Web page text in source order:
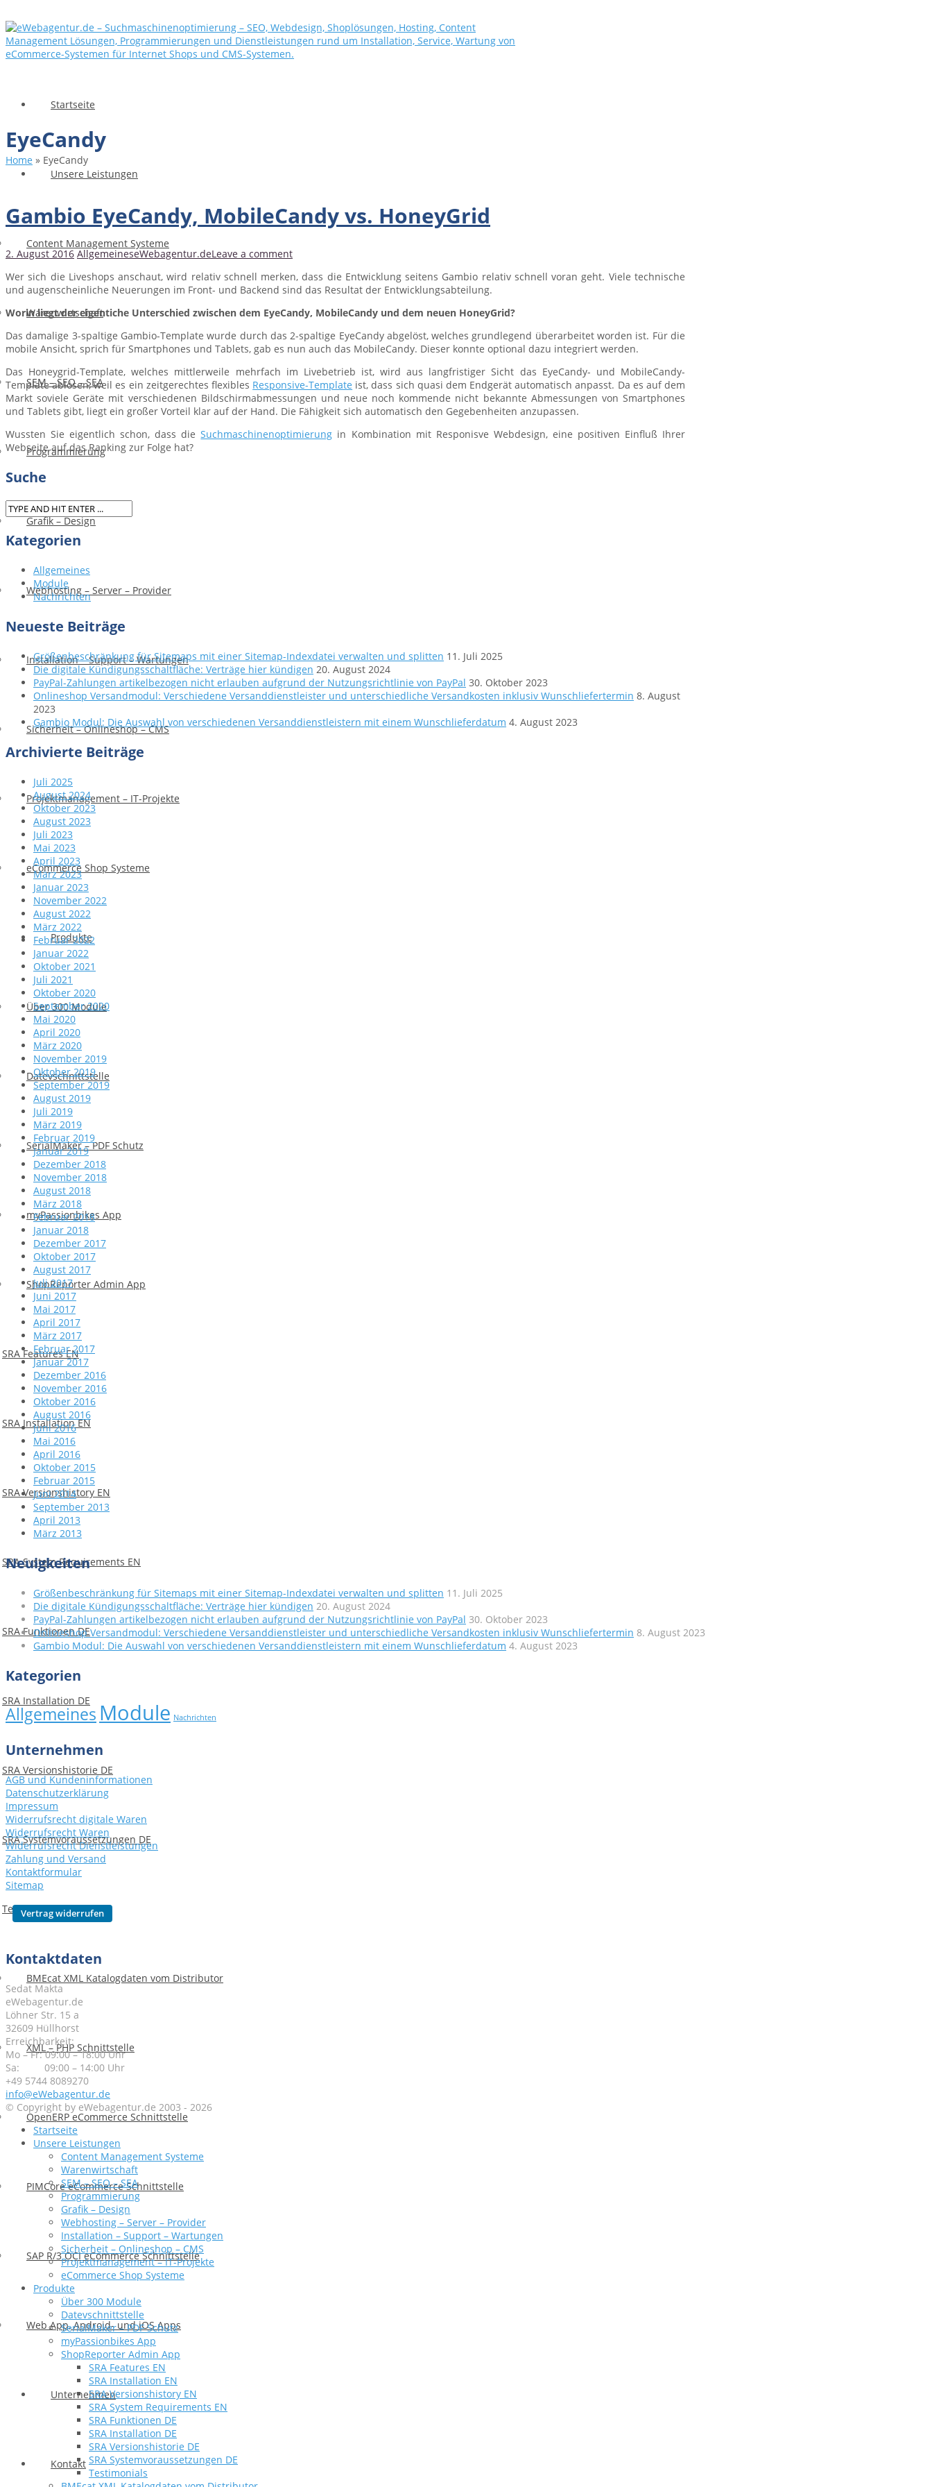
Startseite
Unsere Leistungen
Content Management Systeme
Warenwirtschaft
SEM – SEO – SEA
Programmierung
Grafik – Design
Webhosting – Server – Provider
Installation – Support – Wartungen
Sicherheit – Onlineshop – CMS
Projektmanagement – IT-Projekte
eCommerce Shop Systeme
Produkte
Über 300 Module
Datevschnittstelle
SerialMaker – PDF Schutz
myPassionbikes App
ShopReporter Admin App
SRA Features EN
SRA Installation EN
SRA Versionshistory EN
SRA System Requirements EN
SRA Funktionen DE
SRA Installation DE
SRA Versionshistorie DE
SRA Systemvoraussetzungen DE
Testimonials
BMEcat XML Katalogdaten vom Distributor
XML – PHP Schnittstelle
OpenERP eCommerce Schnittstelle
PIMCore eCommerce Schnittstelle
SAP R/3 OCI eCommerce Schnittstelle
Web App, Android- und iOS Apps
Unternehmen
Kontakt
EyeCandy
Home » EyeCandy
Gambio EyeCandy, MobileCandy vs. HoneyGrid
2. August 2016 AllgemeineseWebagentur.deLeave a comment
Wer sich die Liveshops anschaut, wird relativ schnell merken, dass die Entwicklung seitens Gambio relativ schnell voran geht. Viele technische
und augenscheinliche Neuerungen im Front- und Backend sind das Resultat der Entwicklungsabteilung.
Worin liegt der eigentiche Unterschied zwischen dem EyeCandy, MobileCandy und dem neuen HoneyGrid?
Das damalige 3-spaltige Gambio-Template wurde durch das 2-spaltige EyeCandy abgelöst, welches grundlegend überarbeitet worden ist. Für die
mobile Ansicht, sprich für Smartphones und Tablets, gab es nun auch das MobileCandy. Dieser konnte optional dazu integriert werden.
Das Honeygrid-Template, welches mittlerweile mehrfach im Livebetrieb ist, wird aus langfristiger Sicht das EyeCandy- und MobileCandy-
Template ablösen, weil es ein zeitgerechtes flexibles Responsive-Template ist, dass sich quasi dem Endgerät automatisch anpasst. Da es auf dem
Markt soviele Geräte mit verschiedenen Bildschirmabmessungen und neue noch kommende nicht bekannte Abmessungen von Smartphones
und Tablets gibt, liegt ein großer Vorteil klar auf der Hand. Die Fähigkeit sich automatisch den Gegebenheiten anzupassen.
Wussten Sie eigentlich schon, dass dieSuchmaschinenoptimierung in Kombination mit Responisve Webdesign, eine positiven Einfluß Ihrer
Webseite auf das Ranking zur Folge hat?
Suche
Kategorien
Allgemeines
Module
Nachrichten
Neueste Beiträge
Größenbeschränkung für Sitemaps mit einer Sitemap-Indexdatei verwalten und splitten 11. Juli 2025
Die digitale Kündigungsschaltfläche: Verträge hier kündigen 20. August 2024
PayPal-Zahlungen artikelbezogen nicht erlauben aufgrund der Nutzungsrichtlinie von PayPal 30. Oktober 2023
Onlineshop Versandmodul: Verschiedene Versanddienstleister und unterschiedliche Versandkosten inklusiv Wunschliefertermin 8. August
2023
Gambio Modul: Die Auswahl von verschiedenen Versanddienstleistern mit einem Wunschlieferdatum 4. August 2023
Archivierte Beiträge
Juli 2025
August 2024
Oktober 2023
August 2023
Juli 2023
Mai 2023
April 2023
März 2023
Januar 2023
November 2022
August 2022
März 2022
Februar 2022
Januar 2022
Oktober 2021
Juli 2021
Oktober 2020
September 2020
Mai 2020
April 2020
März 2020
November 2019
Oktober 2019
September 2019
August 2019
Juli 2019
März 2019
Februar 2019
Januar 2019
Dezember 2018
November 2018
August 2018
März 2018
Februar 2018
Januar 2018
Dezember 2017
Oktober 2017
August 2017
Juli 2017
Juni 2017
Mai 2017
April 2017
März 2017
Februar 2017
Januar 2017
Dezember 2016
November 2016
Oktober 2016
August 2016
Juni 2016
Mai 2016
April 2016
Oktober 2015
Februar 2015
Juni 2014
September 2013
April 2013
März 2013
Neuigkeiten
Größenbeschränkung für Sitemaps mit einer Sitemap-Indexdatei verwalten und splitten 11. Juli 2025
Die digitale Kündigungsschaltfläche: Verträge hier kündigen 20. August 2024
PayPal-Zahlungen artikelbezogen nicht erlauben aufgrund der Nutzungsrichtlinie von PayPal 30. Oktober 2023
Onlineshop Versandmodul: Verschiedene Versanddienstleister und unterschiedliche Versandkosten inklusiv Wunschliefertermin 8. August 2023
Gambio Modul: Die Auswahl von verschiedenen Versanddienstleistern mit einem Wunschlieferdatum 4. August 2023
Kategorien
Allgemeines Module Nachrichten
Unternehmen
AGB und Kundeninformationen
Datenschutzerklärung
Impressum
Widerrufsrecht digitale Waren
Widerrufsrecht Waren
Widerrufsrecht Dienstleistungen
Zahlung und Versand
Kontaktformular
Sitemap
Kontaktdaten
Sedat Makta
eWebagentur.de
Löhner Str. 15 a
32609 Hüllhorst
Erreichbarkeit:
Mo – Fr: 09:00 – 18:00 Uhr
Sa: 09:00 – 14:00 Uhr
+49 5744 8089270
info@eWebagentur.de
© Copyright by eWebagentur.de 2003 - 2026
Startseite
Unsere Leistungen
Content Management Systeme
Warenwirtschaft
SEM – SEO – SEA
Programmierung
Grafik – Design
Webhosting – Server – Provider
Installation – Support – Wartungen
Sicherheit – Onlineshop – CMS
Projektmanagement – IT-Projekte
eCommerce Shop Systeme
Produkte
Über 300 Module
Datevschnittstelle
SerialMaker – PDF Schutz
myPassionbikes App
ShopReporter Admin App
SRA Features EN
SRA Installation EN
SRA Versionshistory EN
SRA System Requirements EN
SRA Funktionen DE
SRA Installation DE
SRA Versionshistorie DE
SRA Systemvoraussetzungen DE
Testimonials